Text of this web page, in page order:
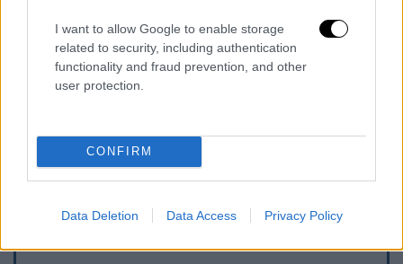
I want to allow Google to enable storage
related to security, including authentication
functionality and fraud prevention, and other
user protection.
CONFIRM
Data Deletion Data Access Privacy Policy
τον λαό και όχι για τους βαρόνους,
διαπλεκόμενους, διεφθαρμένους και
καρεκλοκένταυρους!
ΠΑΣΟΚ είναι εδώ, ενωμένο δυνατό..!»
Τα σχολιά σας δημοσιεύονται άμεσα με δική σας ευθύνη. Το